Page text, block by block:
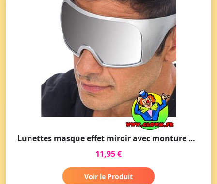
Lunettes masque effet miroir avec monture argentée
11,95 €
Voir le Produit